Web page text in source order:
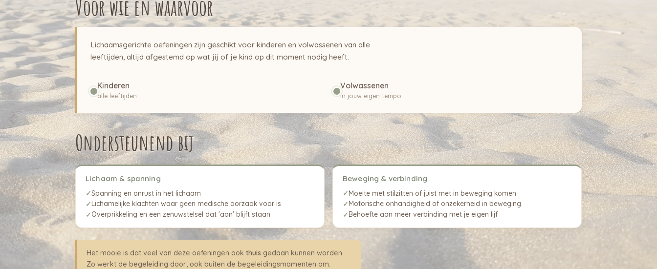
Voor wie en waarvoor
Lichaamsgerichte oefeningen zijn geschikt voor kinderen en volwassenen van alle
leeftijden, altijd afgestemd op wat jij of je kind op dit moment nodig heeft.
Kinderen
alle leeftijden
Volwassenen
in jouw eigen tempo
Ondersteunend bij
Lichaam & spanning
✓Spanning en onrust in het lichaam
✓Lichamelijke klachten waar geen medische oorzaak voor is
✓Overprikkeling en een zenuwstelsel dat 'aan' blijft staan
Beweging & verbinding
✓Moeite met stilzitten of juist met in beweging komen
✓Motorische onhandigheid of onzekerheid in beweging
✓Behoefte aan meer verbinding met je eigen lijf
Het mooie is dat veel van deze oefeningen ook thuis gedaan kunnen worden.
Zo werkt de begeleiding door, ook buiten de begeleidingsmomenten om.